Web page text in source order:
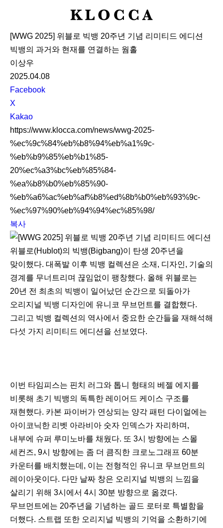
K
O
C
[WWG 2025] 위블로 빅뱅 20주년 기념 리미티드 에디션
빅뱅의 과거와 현재를 연결하는 웜홀
이상우
2025.04.08
S
N
S
S
h
a
r
e
Facebook
X
Kakao
https://www.klocca.com/news/wwg-2025-
%ec%9c%84%eb%b8%94%eb%a1%9c-
%eb%b9%85%eb%b1%85-
20%ec%a3%bc%eb%85%84-
%ea%b8%b0%eb%85%90-
%eb%a6%ac%eb%af%b8%ed%8b%b0%eb%93%9c-
%ec%97%90%eb%94%94%ec%85%98/
복사
위블로(Hublot)의 빅뱅(Bigbang)이 탄생 20주년을
맞이했다. 대폭발 이후 빅뱅 컬렉션은 소재, 디자인, 기술의
경계를 무너트리며 끊임없이 팽창했다. 올해 위블로는
20년 전 최초의 빅뱅이 일어났던 순간으로 되돌아가
오리지널 빅뱅 디자인에 유니코 무브먼트를 결합했다.
그리고 빅뱅 컬렉션의 역사에서 중요한 순간들을 재해석해
다섯 가지 리미티드 에디션을 선보였다.
이번 타임피스는 핀치 러그와 톱니 형태의 베젤 에지를
비롯해 초기 빅뱅의 독특한 레이어드 케이스 구조를
재현했다. 카본 파이버가 연상되는 양각 패턴 다이얼에는
아이코닉한 리벳 아라비아 숫자 인덱스가 자리하며,
내부에 슈퍼 루미노바를 채웠다. 또 3시 방향에는 스몰
세컨즈, 9시 방향에는 좀 더 큼직한 크로노그래프 60분
카운터를 배치했는데, 이는 전형적인 유니코 무브먼트의
레이아웃이다. 다만 날짜 창은 오리지널 빅뱅의 느낌을
살리기 위해 3시에서 4시 30분 방향으로 옮겼다.
무브먼트에는 20주년을 기념하는 골드 로터로 특별함을
더했다. 스트랩 또한 오리지널 빅뱅의 기억을 소환하기에